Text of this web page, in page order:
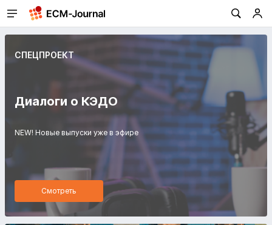
СПЕЦПРОЕКТ
Диалоги о КЭДО
NEW! Новые выпуски уже в эфире
Смотреть